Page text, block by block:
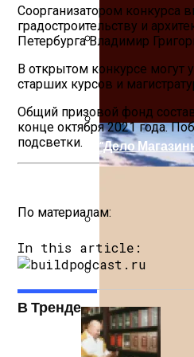
«Главстрой
Обзор
Как
“Дело
Соорганизатором конкурса
градостроительству и
Петербурга Владимир
В открытом конкурсе могут
старших курсов и
Общий призовой фонд
конце октября 2021 года.
подсветки.
По материалам:
In this article:
В Тренде